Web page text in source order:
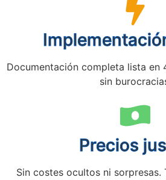
Documentación completa lista en
sin
Precios
Sin costes ocultos ni sorpresas.